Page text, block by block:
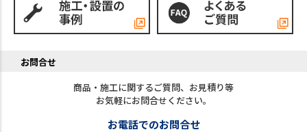
お問合せ
商品・施工に関するご質問、お見積り等
お気軽にお問合せください。
お電話でのお問合せ